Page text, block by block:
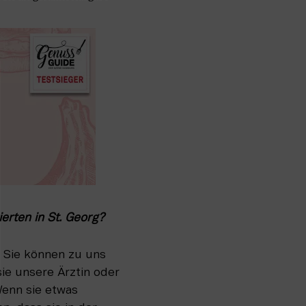
in St. Georg?
können zu uns
unsere Ärztin oder
sie etwas